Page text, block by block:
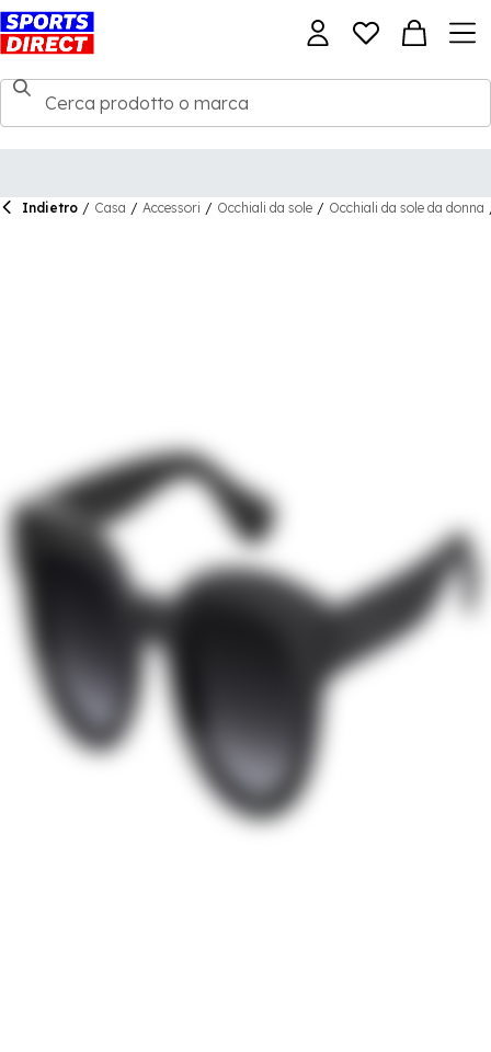
Indietro / Casa / Accessori / Occhiali da sole / Occhiali da sole da donna